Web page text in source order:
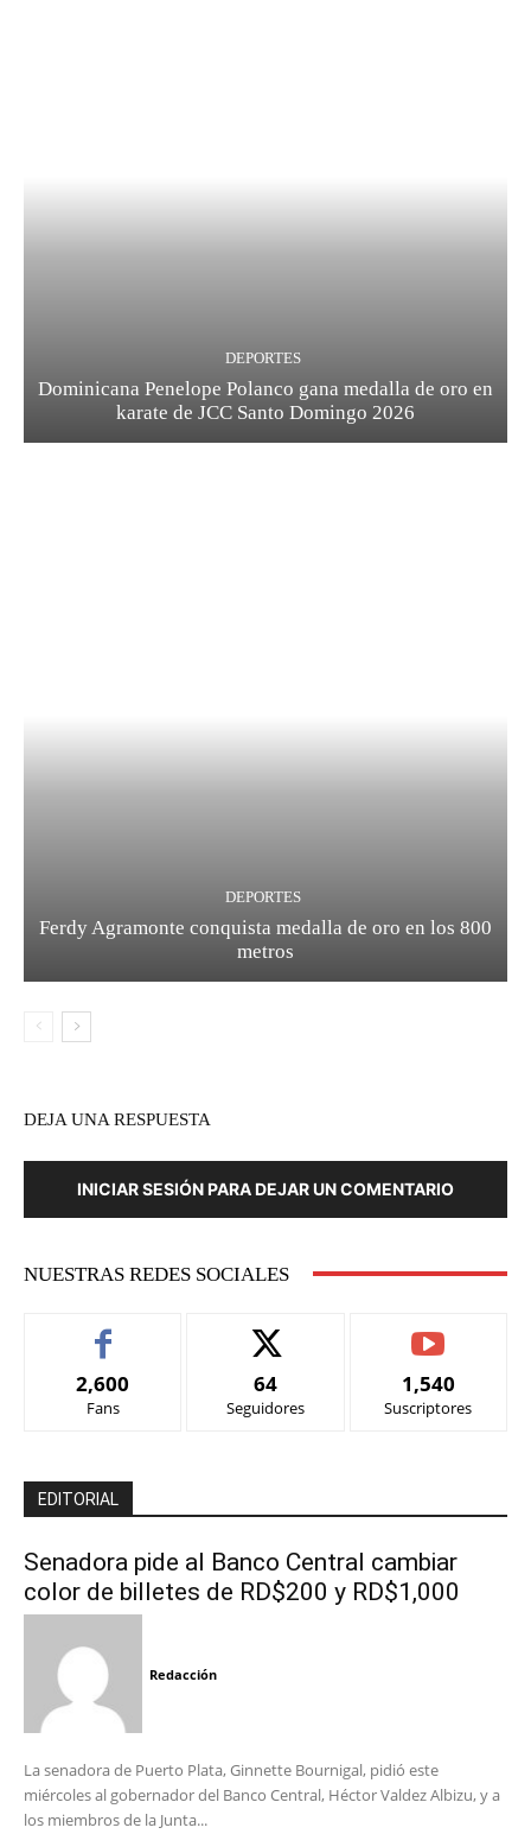
DEPORTES
Dominicana Penelope Polanco gana medalla de oro en
karate de JCC Santo Domingo 2026
DEPORTES
Ferdy Agramonte conquista medalla de oro en los 800
metros
DEJA UNA RESPUESTA
INICIAR SESIÓN PARA DEJAR UN COMENTARIO
NUESTRAS REDES SOCIALES
2,600
Fans
64
Seguidores
1,540
Suscriptores
EDITORIAL
Senadora pide al Banco Central cambiar
color de billetes de RD$200 y RD$1,000
Redacción
La senadora de Puerto Plata, Ginnette Bournigal, pidió este
miércoles al gobernador del Banco Central, Héctor Valdez Albizu, y a
los miembros de la Junta...